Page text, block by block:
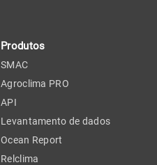
Produtos
SMAC
Agroclima PRO
API
Levantamento de dados
Ocean Report
Relclima